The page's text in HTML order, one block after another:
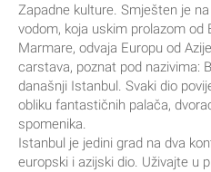
Zapadne kulture. Smješten je
vodom, koja uskim prolazom
Marmare, odvaja Europu od
carstava, poznat pod nazivima:
današnji Istanbul. Svaki dio
obliku fantastičnih palača,
spomenika.
Istanbul je jedini grad na dva
europski i azijski dio. Uživajte u